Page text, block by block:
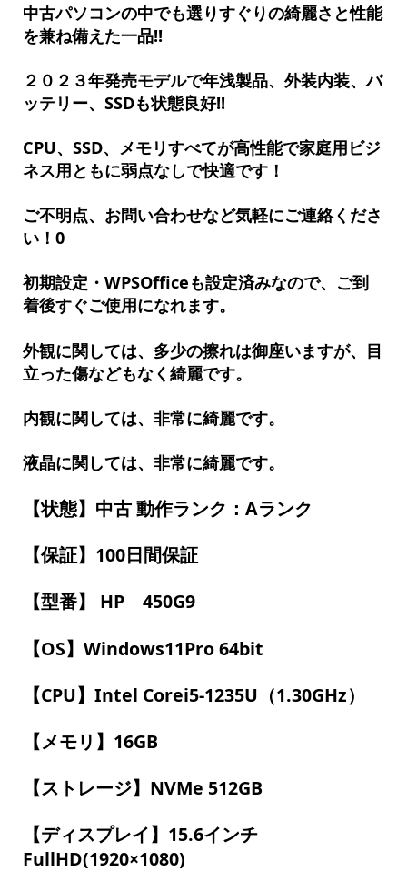
中古パソコンの中でも選りすぐりの綺麗さと性能
を兼ね備えた一品!!
２０２３年発売モデルで年浅製品、外装内装、バ
ッテリー、SSDも状態良好!!
CPU、SSD、メモリすべてが高性能で家庭用ビジ
ネス用ともに弱点なしで快適です！
ご不明点、お問い合わせなど気軽にご連絡くださ
い！0
初期設定・WPSOfficeも設定済みなので、ご到
着後すぐご使用になれます。
外観に関しては、多少の擦れは御座いますが、目
立った傷などもなく綺麗です。
内観に関しては、非常に綺麗です。
液晶に関しては、非常に綺麗です。
【状態】中古 動作ランク：Aランク
【保証】100日間保証
【型番】 HP 450G9
【OS】Windows11Pro 64bit
【CPU】Intel Corei5-1235U（1.30GHz）
【メモリ】16GB
【ストレージ】NVMe 512GB
【ディスプレイ】15.6インチ
FullHD(1920×1080)